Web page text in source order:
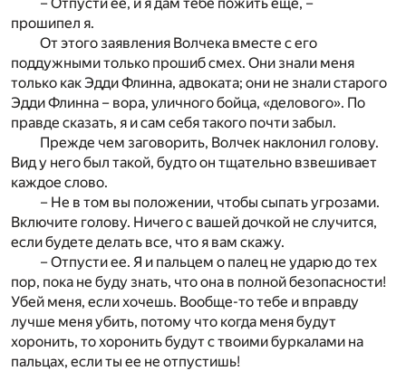
прошипел я.
От этого заявления Волчека вместе с его
поддужными только прошиб смех. Они знали меня
только как Эдди Флинна, адвоката; они не знали старого
Эдди Флинна – вора, уличного бойца, «делового». По
правде сказать, я и сам себя такого почти забыл.
Прежде чем заговорить, Волчек наклонил голову.
Вид у него был такой, будто он тщательно взвешивает
каждое слово.
– Не в том вы положении, чтобы сыпать угрозами.
Включите голову. Ничего с вашей дочкой не случится,
если будете делать все, что я вам скажу.
– Отпусти ее. Я и пальцем о палец не ударю до тех
пор, пока не буду знать, что она в полной безопасности!
Убей меня, если хочешь. Вообще-то тебе и вправду
лучше меня убить, потому что когда меня будут
хоронить, то хоронить будут с твоими буркалами на
пальцах, если ты ее не отпустишь!